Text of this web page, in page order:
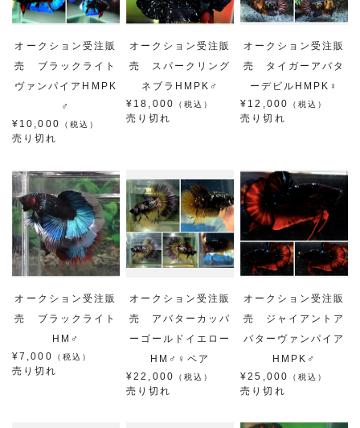
オークション受注販
売 ブラックライト
ヴァンパイアHMPK
♂
¥10,000
（税込）
売り切れ
オークション受注販
売 スパークリング
ネブラHMPK♂
¥18,000
（税込）
売り切れ
オークション受注販
売 タイガーアバタ
ーデビルHMPK♀
¥12,000
（税込）
売り切れ
オークション受注販
売 ブラックライト
HM♂
¥7,000
（税込）
売り切れ
オークション受注販
売 アバターカッパ
ーゴールドイエロー
HM♂♀ペア
¥22,000
（税込）
売り切れ
オークション受注販
売 ジャイアントア
バターヴァンパイア
HMPK♂
¥25,000
（税込）
売り切れ